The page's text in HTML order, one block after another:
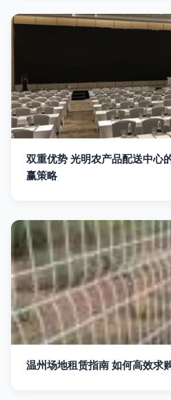
双重优势 光明农产品配送中心
赢策略
温州场地租赁指南 如何高效求